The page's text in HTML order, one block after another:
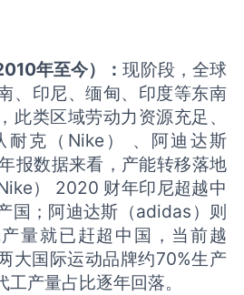
年至今） ：现阶段，全球
、印尼、缅甸、印度等东南
此类区域劳动力资源充足、
耐克（Nike） 、阿迪达斯
报数据来看，产能转移落地
） 2020 财年印尼超越中
国；阿迪达斯（adidas）则
量就已赶超中国，当前越
大国际运动品牌约70%生产
产量占比逐年回落。